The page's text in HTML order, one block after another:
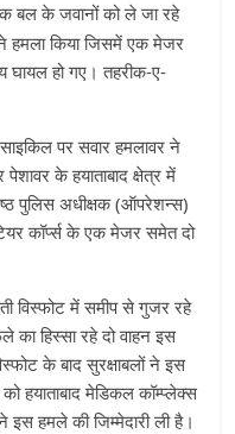
बल के जवानों को ले जा रहे
हमला किया जिसमें एक मेजर
घायल हो गए। तहरीक-ए-
पर सवार हमलावर ने
के हयाताबाद क्षेत्र में
पुलिस अधीक्षक (ऑपरेशन्स)
कॉर्प्स के एक मेजर समेत दो
विस्फोट में समीप से गुजर रहे
का हिस्सा रहे दो वाहन इस
के बाद सुरक्षाबलों ने इस
हयाताबाद मेडिकल कॉम्प्लेक्स
इस हमले की जिम्मेदारी ली है।